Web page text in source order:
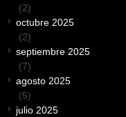
(2)
octubre 2025
(2)
septiembre 2025
(7)
agosto 2025
(5)
julio 2025